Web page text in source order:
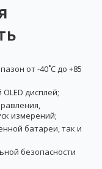
от -40˚С до +85
дисплей;
измерений;
батареи, так и
безопасности